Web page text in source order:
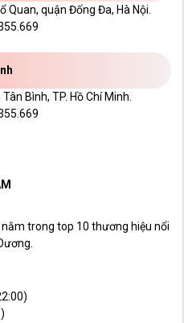
Quan, quận Đống Đa, Hà Nội.
Bình, TP. Hồ Chí Minh.
trong top 10 thương hiệu nổi